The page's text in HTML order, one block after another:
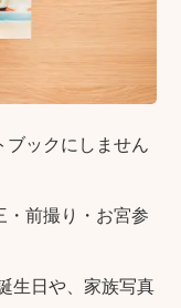
ックにしません
・前撮り・お宮参
生日や、家族写真